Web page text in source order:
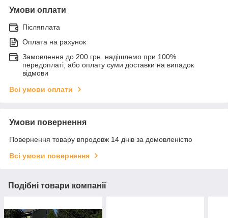
Умови оплати
Післяплата
Оплата на рахунок
Замовлення до 200 грн. надішлемо при 100%
передоплаті, або оплату суми доставки на випадок
відмови
Всі умови оплати
Умови повернення
Повернення товару впродовж 14 днів за домовленістю
Всі умови повернення
Подібні товари компанії